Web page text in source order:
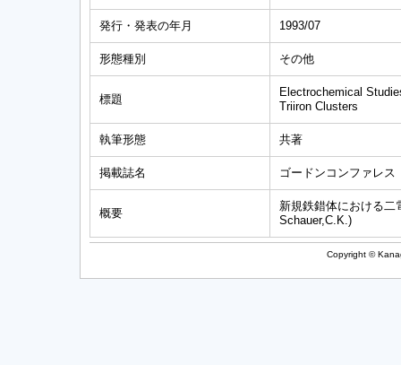
発行・発表の年月 1993/07
形態種別 その他
標題
Electrochemical
Triiron Clusters
執筆形態 共著
掲載誌名 ゴードンコンファレス
概要
新規鉄錯体における二
Schauer,C.K.)
Copyright ©